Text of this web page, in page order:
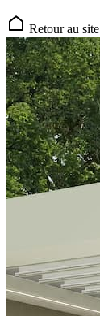
Retour au site